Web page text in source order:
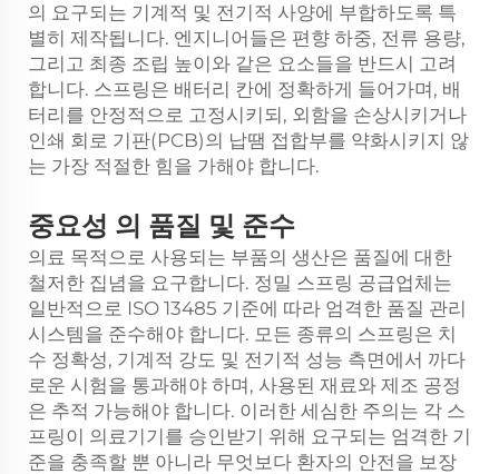
의 요구되는 기계적 및 전기적 사양에 부합하도록 특
별히 제작됩니다. 엔지니어들은 편향 하중, 전류 용량,
그리고 최종 조립 높이와 같은 요소들을 반드시 고려
합니다. 스프링은 배터리 칸에 정확하게 들어가며, 배
터리를 안정적으로 고정시키되, 외함을 손상시키거나
인쇄 회로 기판(PCB)의 납땜 접합부를 약화시키지 않
는 가장 적절한 힘을 가해야 합니다.
중요성 의 품질 및 준수
의료 목적으로 사용되는 부품의 생산은 품질에 대한
철저한 집념을 요구합니다. 정밀 스프링 공급업체는
일반적으로 ISO 13485 기준에 따라 엄격한 품질 관리
시스템을 준수해야 합니다. 모든 종류의 스프링은 치
수 정확성, 기계적 강도 및 전기적 성능 측면에서 까다
로운 시험을 통과해야 하며, 사용된 재료와 제조 공정
은 추적 가능해야 합니다. 이러한 세심한 주의는 각 스
프링이 의료기기를 승인받기 위해 요구되는 엄격한 기
준을 충족할 뿐 아니라 무엇보다 환자의 안전을 보장